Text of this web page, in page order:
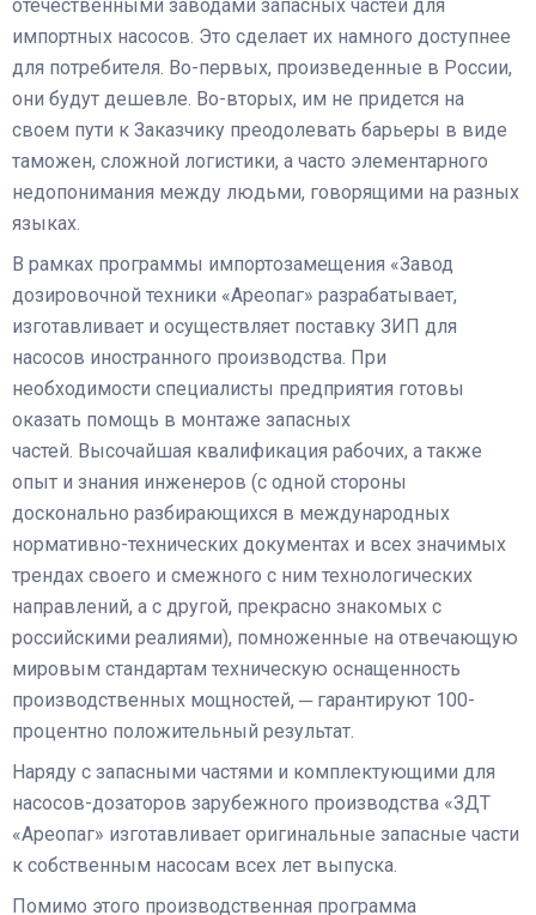
отечественными заводами запасных частей для
импортных насосов. Это сделает их намного доступнее
для потребителя. Во-первых, произведенные в России,
они будут дешевле. Во-вторых, им не придется на
своем пути к Заказчику преодолевать барьеры в виде
таможен, сложной логистики, а часто элементарного
недопонимания между людьми, говорящими на разных
языках.
В рамках программы импортозамещения «Завод
дозировочной техники «Ареопаг» разрабатывает,
изготавливает и осуществляет поставку ЗИП для
насосов иностранного производства. При
необходимости специалисты предприятия готовы
оказать помощь в монтаже запасных
частей. Высочайшая квалификация рабочих, а также
опыт и знания инженеров (с одной стороны
досконально разбирающихся в международных
нормативно-технических документах и всех значимых
трендах своего и смежного с ним технологических
направлений, а с другой, прекрасно знакомых с
российскими реалиями), помноженные на отвечающую
мировым стандартам техническую оснащенность
производственных мощностей, ─ гарантируют 100-
процентно положительный результат.
Наряду с запасными частями и комплектующими для
насосов-дозаторов зарубежного производства «ЗДТ
«Ареопаг» изготавливает оригинальные запасные части
к собственным насосам всех лет выпуска.
Помимо этого производственная программа